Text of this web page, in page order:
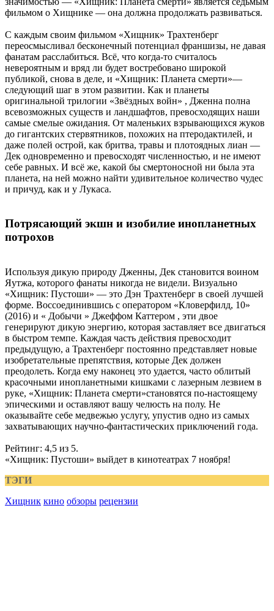
фильмом о Хищнике — она должна продолжать развиваться.
С каждым своим фильмом «Хищник» Трахтенберг
переосмысливал бесконечный потенциал франшизы, не давая
фанатам расслабиться. Всё, что когда-то считалось
невероятным и вряд ли будет востребовано широкой
публикой, снова в деле, и «Хищник: Планета смерти»—
следующий шаг в этом развитии. Как и планеты
оригинальной трилогии «Звёздных войн» , Дженна полна
всевозможных существ и ландшафтов, превосходящих наши
самые смелые ожидания. От маленьких взрывающихся жуков
до гигантских стервятников, похожих на птеродактилей, и
даже полей острой, как бритва, травы и плотоядных лиан —
Дек одновременно и превосходят численностью, и не имеют
себе равных. И всё же, какой бы смертоносной ни была эта
планета, на ней можно найти удивительное количество чудес
и причуд, как и у Лукаса.
Потрясающий экшн и изобилие инопланетных
потрохов
Используя дикую природу Дженны, Дек становится воином
Яутжа, которого фанаты никогда не видели. Визуально
«Хищник: Пустоши» — это Дэн Трахтенберг в своей лучшей
форме. Воссоединившись с оператором «Кловерфилд, 10»
(2016) и « Добычи » Джеффом Каттером , эти двое
генерируют дикую энергию, которая заставляет все двигаться
в быстром темпе. Каждая часть действия превосходит
предыдущую, а Трахтенберг постоянно представляет новые
изобретательные препятствия, которые Дек должен
преодолеть. Когда ему наконец это удается, часто облитый
красочными инопланетными кишками с лазерным лезвием в
руке, «Хищник: Планета смерти»становятся по-настоящему
эпическими и оставляют вашу челюсть на полу. Не
оказывайте себе медвежью услугу, упустив одно из самых
захватывающих научно-фантастических приключений года.
Рейтинг: 4,5 из 5.
«Хищник: Пустоши» выйдет в кинотеатрах 7 ноября!
ТЭГИ
Хищник кино обзоры рецензии